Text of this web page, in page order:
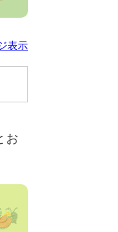
表示
お